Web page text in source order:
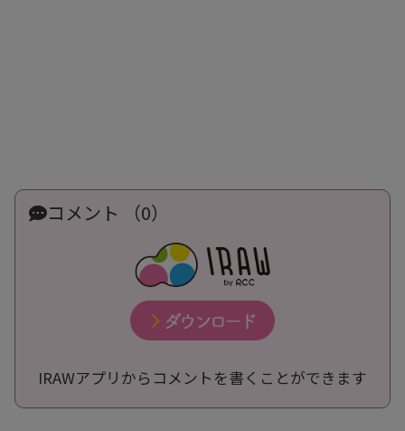
コメント （0）
IRAWアプリからコメントを書くことができます